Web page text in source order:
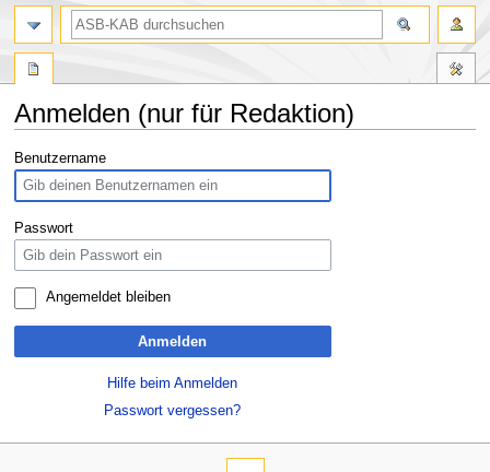
Anmelden (nur für Redaktion)
Zur
Navigation
springen
Zur
Suche
springen
Benutzername
Passwort
Angemeldet bleiben
Anmelden
Hilfe beim Anmelden
Passwort vergessen?